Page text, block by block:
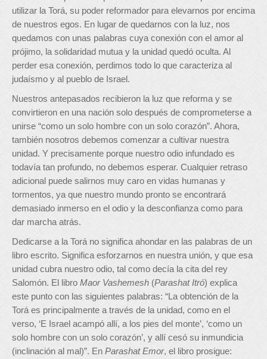
utilizar la Torá, su poder reformador para elevarnos por encima
de nuestros egos. En lugar de quedarnos con la luz, nos
quedamos con unas palabras cuya conexión con el amor al
prójimo, la solidaridad mutua y la unidad quedó oculta. Al
perder esa conexión, perdimos todo lo que caracteriza al
judaísmo y al pueblo de Israel.
Nuestros antepasados ​​recibieron la luz que reforma y se
convirtieron en una nación solo después de comprometerse a
unirse “como un solo hombre con un solo corazón”. Ahora,
también nosotros debemos comenzar a cultivar nuestra
unidad. Y precisamente porque nuestro odio infundado es
todavía tan profundo, no debemos esperar. Cualquier retraso
adicional puede salirnos muy caro en vidas humanas y
tormentos, ya que nuestro mundo pronto se encontrará
demasiado inmerso en el odio y la desconfianza como para
dar marcha atrás.
Dedicarse a la Torá no significa ahondar en las palabras de un
libro escrito. Significa esforzarnos en nuestra unión, y que esa
unidad cubra nuestro odio, tal como decía la cita del rey
Salomón. El libro Maor Vashemesh (Parashat Itró) explica
este punto con las siguientes palabras: “La obtención de la
Torá es principalmente a través de la unidad, como en el
verso, ‘E Israel acampó allí, a los pies del monte’, ‘como un
solo hombre con un solo corazón’, y allí cesó su inmundicia
(inclinación al mal)”. En Parashat Emor, el libro prosigue: